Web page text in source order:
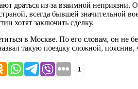
драться из-за взаимной
всегда бывшей значительной
хотят заключить сделку.
в Москве. По его словам, он не
такую поездку сложной,
1